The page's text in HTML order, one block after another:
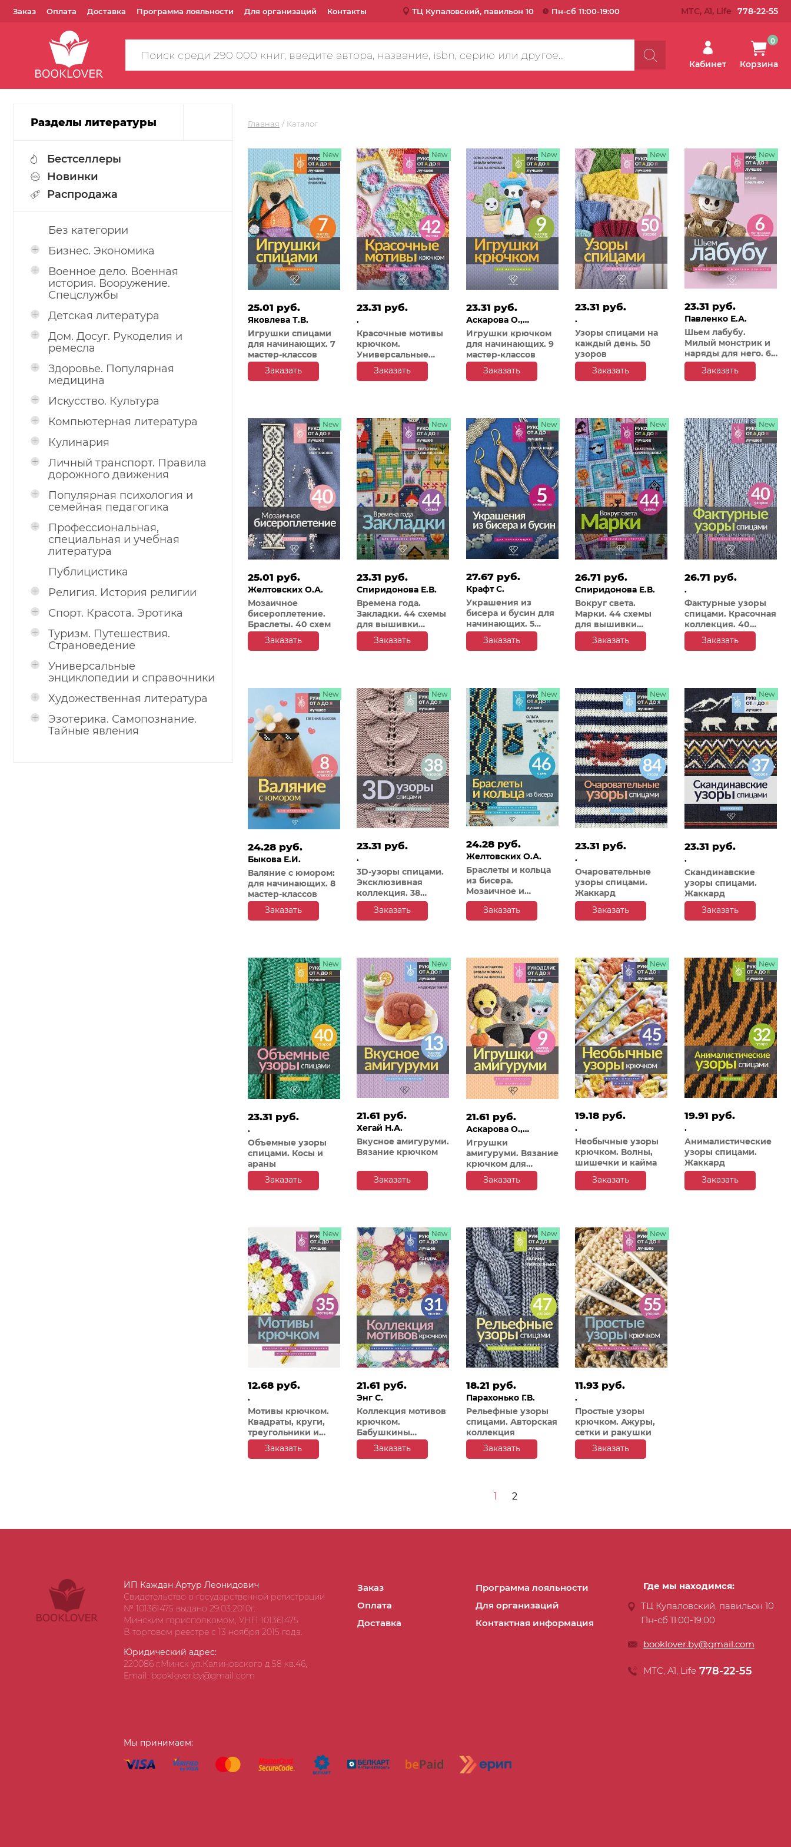
Заказ Оплата Доставка Программа лояльности Для организаций Контакты ТЦ Купаловский, павильон 10 Пн-сб 11:00-19:00 МТС, A1, Life 778-22-55
Поиск
по
Кабинет Корзина
0
Разделы литературы
Бестселлеры
Новинки
Распродажа
Без категории
Бизнес. Экономика
Военное дело. Военная
история. Вооружение.
Спецслужбы
Детская литература
Дом. Досуг. Рукоделия и
ремесла
Здоровье. Популярная
медицина
Искусство. Культура
Компьютерная литература
Кулинария
Личный транспорт. Правила
дорожного движения
Популярная психология и
семейная педагогика
Профессиональная,
специальная и учебная
литература
Публицистика
Религия. История религии
Спорт. Красота. Эротика
Туризм. Путешествия.
Страноведение
Универсальные
энциклопедии и справочники
Художественная литература
Эзотерика. Самопознание.
Тайные явления
Главная Каталог
25.01 руб.
Яковлева Т.В.
Игрушки спицами
для начинающих. 7
мастер-классов
New
Заказать
23.31 руб.
.
Красочные мотивы
крючком.
Универсальные
схемы. 42 мотива
New
Заказать
23.31 руб.
Аскарова О.,
Фриман Э.А.,
Ярковая Т.
Игрушки крючком
для начинающих. 9
мастер-классов
New
Заказать
23.31 руб.
.
Узоры спицами на
каждый день. 50
узоров
New
Заказать
23.31 руб.
Павленко Е.А.
Шьем лабубу.
Милый монстрик и
наряды для него. 6
мастер-классов с
выкройками
New
Заказать
25.01 руб.
Желтовских О.А.
Мозаичное
бисероплетение.
Браслеты. 40 схем
New
Заказать
23.31 руб.
Спиридонова Е.В.
Времена года.
Закладки. 44 схемы
для вышивки
крестом
New
Заказать
27.67 руб.
Крафт С.
Украшения из
бисера и бусин для
начинающих. 5
комплектов
New
Заказать
26.71 руб.
Спиридонова Е.В.
Вокруг света.
Марки. 44 схемы
для вышивки
крестом
New
Заказать
26.71 руб.
.
Фактурные узоры
спицами. Красочная
коллекция. 40
узоров
New
Заказать
24.28 руб.
Быкова Е.И.
Валяние с юмором:
для начинающих. 8
мастер-классов
New
Заказать
23.31 руб.
.
3D-узоры спицами.
Эксклюзивная
коллекция. 38
узоров
New
Заказать
24.28 руб.
Желтовских О.А.
Браслеты и кольца
из бисера.
Мозаичное и
станочное плетение
для начинающих. 46
схем
New
Заказать
23.31 руб.
.
Очаровательные
узоры спицами.
Жаккард
New
Заказать
23.31 руб.
.
Скандинавские
узоры спицами.
Жаккард
New
Заказать
23.31 руб.
.
Объемные узоры
спицами. Косы и
араны
New
Заказать
21.61 руб.
Хегай Н.А.
Вкусное амигуруми.
Вязание крючком
New
Заказать
21.61 руб.
Аскарова О.,
Фриман Э.А.,
Ярковая Т.
Игрушки
амигуруми. Вязание
крючком для
начинающих
Заказать
19.18 руб.
.
Необычные узоры
крючком. Волны,
шишечки и кайма
New
Заказать
19.91 руб.
.
Анималистические
узоры спицами.
Жаккард
New
Заказать
12.68 руб.
.
Мотивы крючком.
Квадраты, круги,
треугольники и
многоугольники
New
Заказать
21.61 руб.
Энг С.
Коллекция мотивов
крючком.
Бабушкины
квадраты по-новому
New
Заказать
18.21 руб.
Парахонько Г.В.
Рельефные узоры
спицами. Авторская
коллекция
New
Заказать
11.93 руб.
.
Простые узоры
крючком. Ажуры,
сетки и ракушки
New
Заказать
1 2
ИП Каждан Артур Леонидович
Свидетельство о государственной регистрации
№ 101361475 выдано 29.03.2010г.
Минским горисполкомом, УНП 101361475
В торговом реестре с 13 ноября 2015 года.
Юридический адрес:
220086 г.Минск ул.Калиновского д.58 кв.46,
Email: booklover.by@gmail.com
Заказ
Оплата
Доставка
Программа лояльности
Для организаций
Контактная информация
Мы принимаем:
Где мы находимся:
ТЦ Купаловский, павильон 10
Пн-сб 11:00-19:00
booklover.by@gmail.com
МТС, А1, Life 778-22-55